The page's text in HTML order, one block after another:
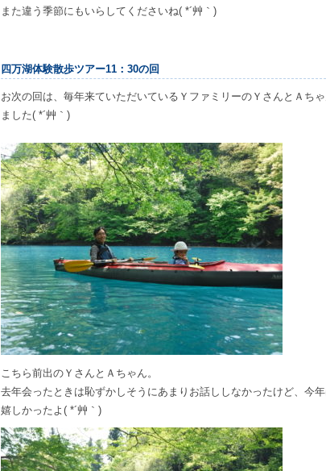
また違う季節にもいらしてくださいね( *´艸｀)
四万湖体験散歩ツアー11：30の回
お次の回は、毎年来ていただいているＹファミリーのＹさんとＡち
ました( *´艸｀)
こちら前出のＹさんとＡちゃん。
去年会ったときは恥ずかしそうにあまりお話ししなかったけど、今
嬉しかったよ( *´艸｀)